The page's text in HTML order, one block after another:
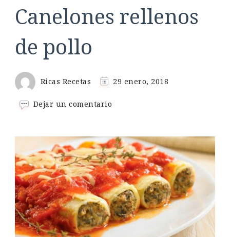
Canelones rellenos
de pollo
Ricas Recetas 29 enero, 2018
Dejar un comentario
de
pollo